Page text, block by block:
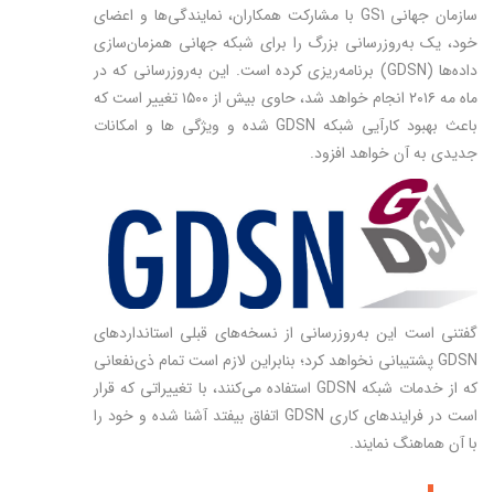
سازمان جهانی GS1 با مشارکت همکاران، نمایندگی‌ها و اعضای
خود، یک به‌روزرسانی بزرگ را برای شبکه جهانی همزمان‌سازی
داده‌ها (GDSN) برنامه‌ریزی کرده است. این به‌روزرسانی که در
ماه مه ۲۰۱۶ انجام خواهد شد، حاوی بیش از ۱۵۰۰ تغییر است که
باعث بهبود کارآیی شبکه GDSN شده و ویژگی ها و امکانات
جدیدی به آن خواهد افزود.
گفتنی است این به‌روزرسانی از نسخه‌های قبلی استانداردهای
GDSN پشتیبانی نخواهد کرد؛ بنابراین لازم است تمام ذی‌نفعانی
که از خدمات شبکه GDSN استفاده می‌کنند، با تغییراتی که قرار
است در فرایندهای کاری GDSN اتفاق بیفتد آشنا شده و خود را
با آن هماهنگ نمایند.